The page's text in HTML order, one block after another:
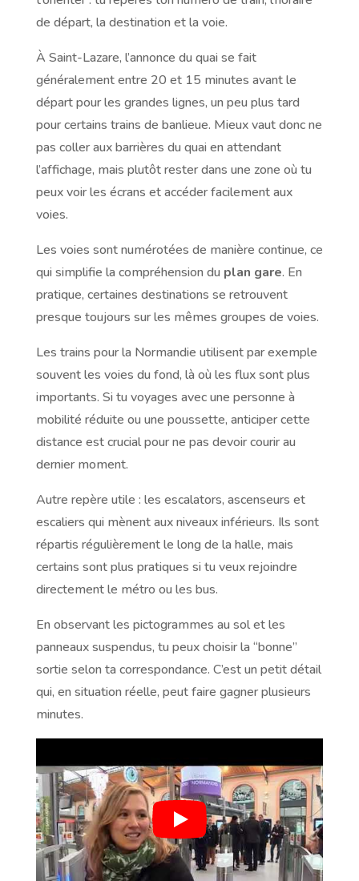
de départ, la destination et la voie.
À Saint-Lazare, l’annonce du quai se fait
généralement entre 20 et 15 minutes avant le
départ pour les grandes lignes, un peu plus tard
pour certains trains de banlieue. Mieux vaut donc ne
pas coller aux barrières du quai en attendant
l’affichage, mais plutôt rester dans une zone où tu
peux voir les écrans et accéder facilement aux
voies.
Les voies sont numérotées de manière continue, ce
qui simplifie la compréhension du plan gare. En
pratique, certaines destinations se retrouvent
presque toujours sur les mêmes groupes de voies.
Les trains pour la Normandie utilisent par exemple
souvent les voies du fond, là où les flux sont plus
importants. Si tu voyages avec une personne à
mobilité réduite ou une poussette, anticiper cette
distance est crucial pour ne pas devoir courir au
dernier moment.
Autre repère utile : les escalators, ascenseurs et
escaliers qui mènent aux niveaux inférieurs. Ils sont
répartis régulièrement le long de la halle, mais
certains sont plus pratiques si tu veux rejoindre
directement le métro ou les bus.
En observant les pictogrammes au sol et les
panneaux suspendus, tu peux choisir la “bonne”
sortie selon ta correspondance. C’est un petit détail
qui, en situation réelle, peut faire gagner plusieurs
minutes.